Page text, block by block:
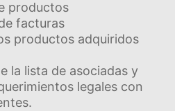
productos
facturas
productos adquiridos
la lista de asociadas y
legales con